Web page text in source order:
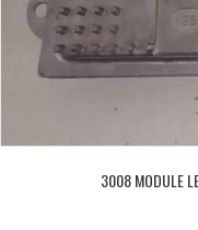
3008 MODULE